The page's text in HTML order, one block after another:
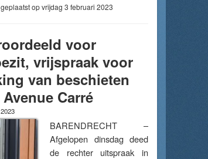
op vrijdag 3 februari 2023
voor
vrijspraak voor
van beschieten
Carré
BARENDRECHT –
Afgelopen dinsdag deed
de rechter uitspraak in